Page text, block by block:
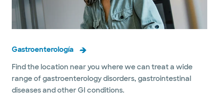
Gastroenterología
Find the location near you where we can treat a wide
range of gastroenterology disorders, gastrointestinal
diseases and other GI conditions.